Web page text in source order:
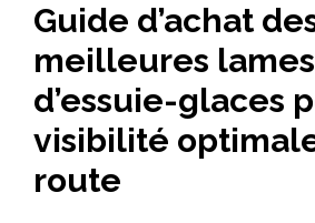
Guide d’achat
meilleures lames
d’essuie-glaces
visibilité
route